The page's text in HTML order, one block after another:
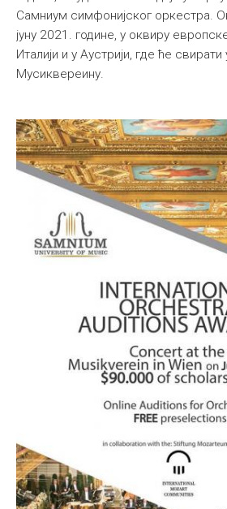
Самниум симфонијског оркестра.
јуну 2021. године, у оквиру
Италији и у Аустрији, где ће
Мусиквереину.